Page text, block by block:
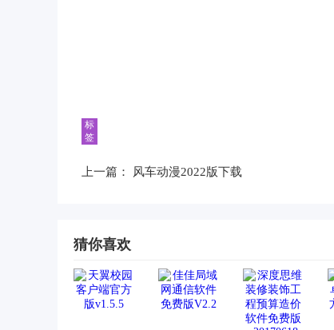
标
签
上一篇： 风车动漫2022版下载
猜你喜欢